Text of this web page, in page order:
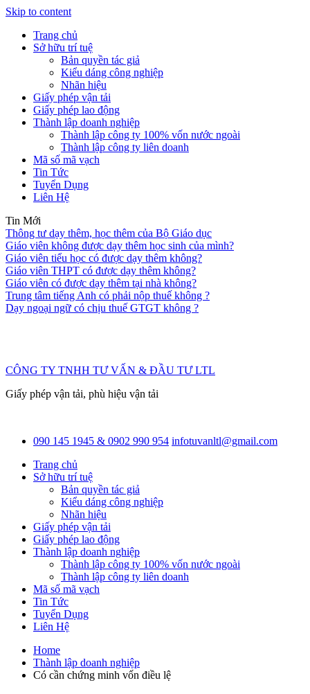
Skip to content
Trang chủ
Sở hữu trí tuệ
Bản quyền tác giả
Kiểu dáng công nghiệp
Nhãn hiệu
Giấy phép vận tải
Giấy phép lao động
Thành lập doanh nghiệp
Thành lập công ty 100% vốn nước ngoài
Thành lập công ty liên doanh
Mã số mã vạch
Tin Tức
Tuyển Dụng
Liên Hệ
Tin Mới
Thông tư dạy thêm, học thêm của Bộ Giáo dục
Giáo viên không được dạy thêm học sinh của mình?
Giáo viên tiểu học có được dạy thêm không?
Giáo viên THPT có được dạy thêm không?
Giáo viên có được dạy thêm tại nhà không?
Trung tâm tiếng Anh có phải nộp thuế không ?
Dạy ngoại ngữ có chịu thuế GTGT không ?
CÔNG TY TNHH TƯ VẤN & ĐẦU TƯ LTL
Giấy phép vận tải, phù hiệu vận tải
090 145 1945 & 0902 990 954 infotuvanltl@gmail.com
Trang chủ
Sở hữu trí tuệ
Bản quyền tác giả
Kiểu dáng công nghiệp
Nhãn hiệu
Giấy phép vận tải
Giấy phép lao động
Thành lập doanh nghiệp
Thành lập công ty 100% vốn nước ngoài
Thành lập công ty liên doanh
Mã số mã vạch
Tin Tức
Tuyển Dụng
Liên Hệ
Home
Thành lập doanh nghiệp
Có cần chứng minh vốn điều lệ